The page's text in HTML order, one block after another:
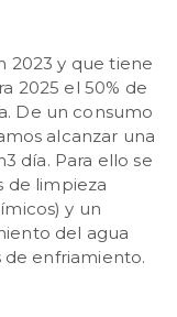
2023 y que tiene
2025 el 50% de
De un consumo
alcanzar una
día. Para ello se
de limpieza
y un
del agua
de enfriamiento.